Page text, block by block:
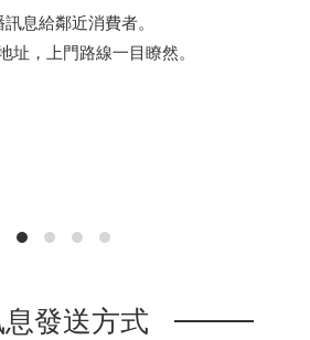
息給鄰近消費者。
址，上門路線一目瞭然。
發送方式